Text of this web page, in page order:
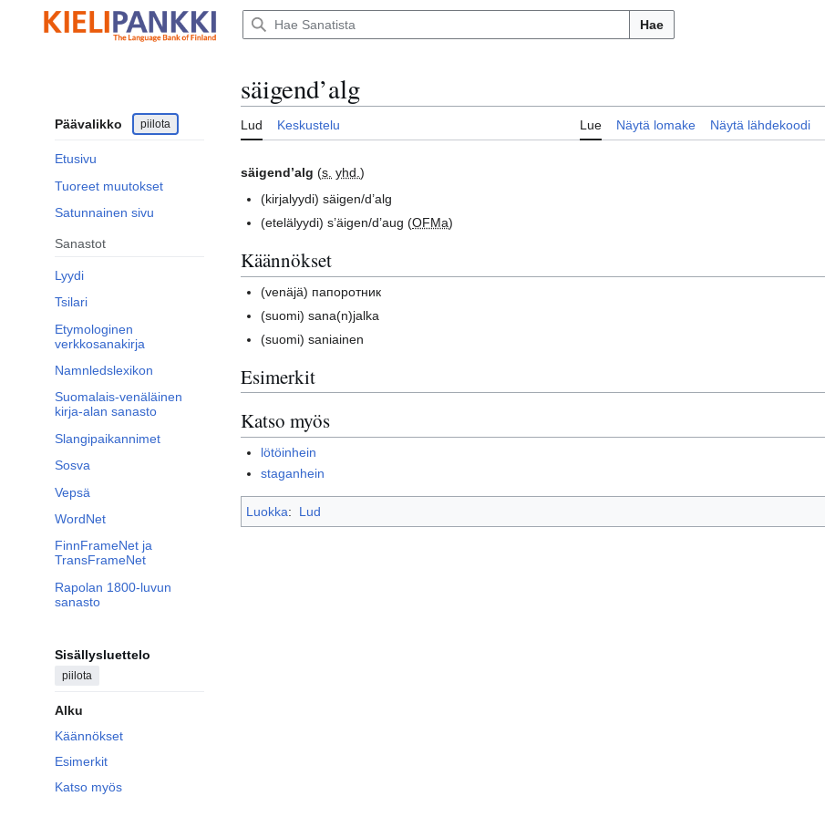
sisältöön
Hae
Päävalikko piilota
Etusivu
Tuoreet muutokset
Satunnainen sivu
Sanastot
Lyydi
Tsilari
Etymologinen
verkkosanakirja
Namnledslexikon
Suomalais-venäläinen
kirja-alan sanasto
Slangipaikannimet
Sosva
Vepsä
WordNet
FinnFrameNet ja
TransFrameNet
Rapolan 1800-luvun
sanasto
Sisällysluettelo
piilota
Alku
Käännökset
Esimerkit
Katso myös
säigend’alg
Lud Keskustelu Lue Näytä lomake Näytä lähdekoodi
säigend’alg (s. yhd. )
(kirjalyydi)säigen/d’alg
(etelälyydi)s’äigen/d’aug (OFMa)
Käännökset
(venäjä) папоротник
(suomi)sana(n)jalka
(suomi)saniainen
Esimerkit
Katso myös
lötöinhein
staganhein
Luokka: Lud